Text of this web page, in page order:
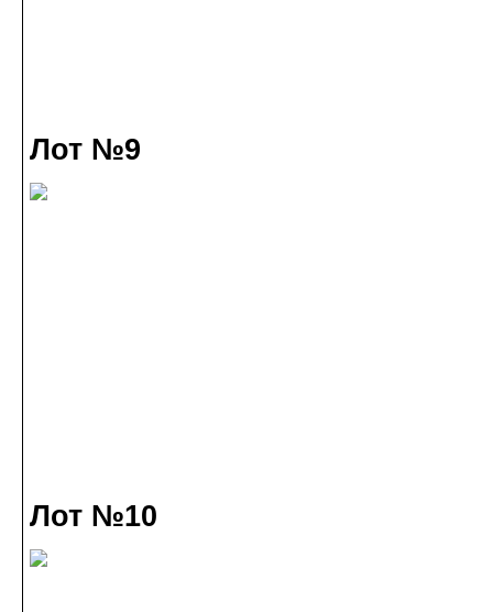
Лот №9
Лот №10